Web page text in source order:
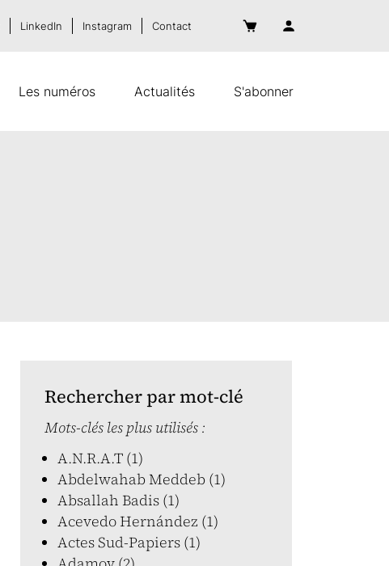
Les numéros Actualités S'abonner
LinkedIn Instagram Contact
Rechercher par mot-clé
Mots-clés les plus utilisés :
A.N.R.A.T (1)
Abdelwahab Meddeb (1)
Absallah Badis (1)
Acevedo Hernández (1)
Actes Sud-Papiers (1)